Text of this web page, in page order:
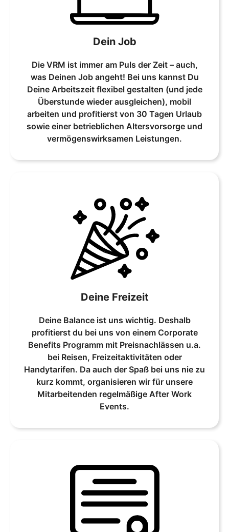
Dein Job
Die VRM ist immer am Puls der Zeit – auch,
was Deinen Job angeht! Bei uns kannst Du
Deine Arbeitszeit flexibel gestalten (und jede
Überstunde wieder ausgleichen), mobil
arbeiten und profitierst von 30 Tagen Urlaub
sowie einer betrieblichen Altersvorsorge und
vermögenswirksamen Leistungen.
Deine Freizeit
Deine Balance ist uns wichtig. Deshalb
profitierst du bei uns von einem Corporate
Benefits Programm mit Preisnachlässen u.a.
bei Reisen, Freizeitaktivitäten oder
Handytarifen. Da auch der Spaß bei uns nie zu
kurz kommt, organisieren wir für unsere
Mitarbeitenden regelmäßige After Work
Events.